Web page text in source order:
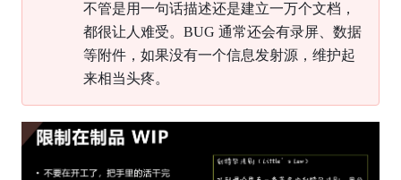
不管是用一句话描述还是建立一万个文档，
都很让人难受。BUG 通常还会有录屏、数据
等附件，如果没有一个信息发射源，维护起
来相当头疼。